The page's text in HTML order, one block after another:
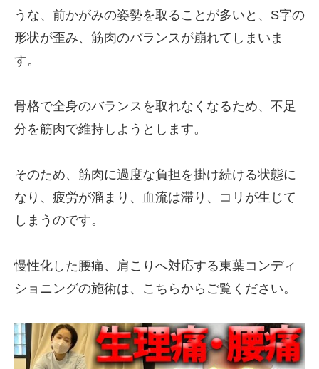
うな、前かがみの姿勢を取ることが多いと、S字の
形状が歪み、筋肉のバランスが崩れてしまいま
す。
骨格で全身のバランスを取れなくなるため、不足
分を筋肉で維持しようとします。
そのため、筋肉に過度な負担を掛け続ける状態に
なり、疲労が溜まり、血流は滞り、コリが生じて
しまうのです。
慢性化した腰痛、肩こりへ対応する東葉コンディ
ショニングの施術は、こちらからご覧ください。